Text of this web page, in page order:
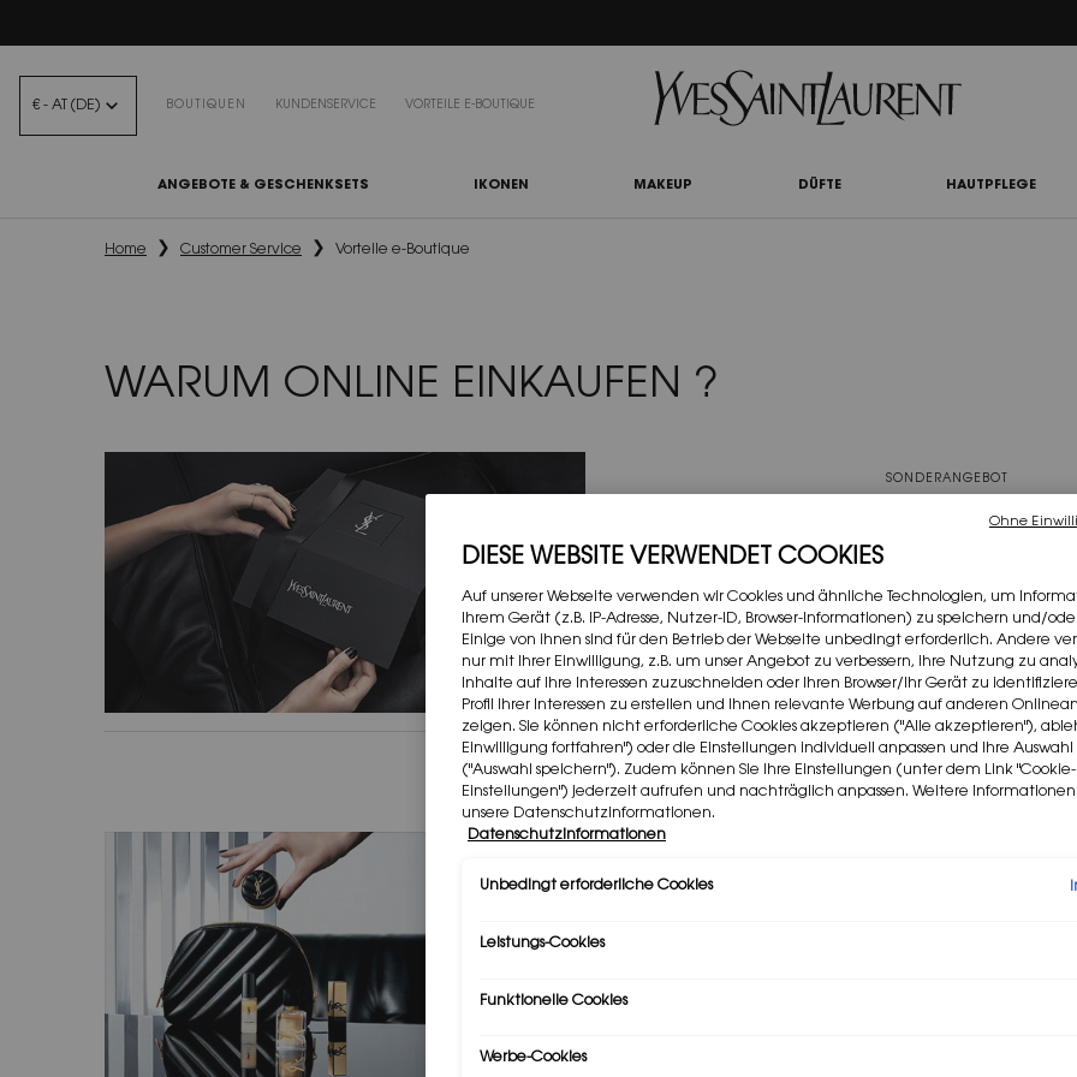
€ - AT (DE) BOUTIQUEN KUNDENSERVICE VORTEILE E-BOUTIQUE
ANGEBOTE & GESCHENKSETS IKONEN MAKEUP DÜFTE HAUTPFLEGE
Home
Customer Service Vorteile e-Boutique
WARUM ONLINE EINKAUFEN ?
SONDERANGEBOT
KOSTENLOSER
Kostenlose
innerhalb von 2-6
START SHOPPING
SONDERANGEBOT
GRATISPROBEN
Exklusive Online-
Damit du unsere
bei jeder Online-
Werde Mitglied
Angebote
DIESE WEBSITE VERWENDET COOKIES
Auf unserer Webseite verwenden wir Cookies und ähnliche Technologien, um
Ihrem Gerät (z.B. IP-Adresse, Nutzer-ID, Browser-Informationen) zu speichern und/
Einige von ihnen sind für den Betrieb der Webseite unbedingt erforderlich. Andere
nur mit Ihrer Einwilligung, z.B. um unser Angebot zu verbessern, ihre Nutzung zu
Inhalte auf Ihre Interessen zuzuschneiden oder Ihren Browser/Ihr Gerät zu
Profil Ihrer Interessen zu erstellen und Ihnen relevante Werbung auf anderen
zeigen. Sie können nicht erforderliche Cookies akzeptieren ("Alle akzeptieren"),
Einwilligung fortfahren") oder die Einstellungen individuell anpassen und Ihre Auswahl
("Auswahl speichern"). Zudem können Sie Ihre Einstellungen (unter dem Link "Cookie-
Einstellungen") jederzeit aufrufen und nachträglich anpassen. Weitere
unsere Datenschutzinformationen.
Datenschutzinformationen
Unbedingt erforderliche Cookies
Leistungs-Cookies
Funktionelle Cookies
Werbe-Cookies
Ohne